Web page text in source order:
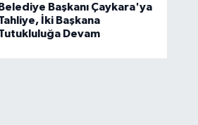
Belediye Başkanı Çaykara'ya
İki Başkana
Devam